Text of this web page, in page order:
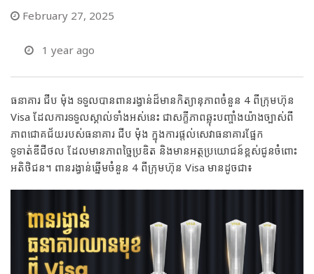
February 27, 2025
1 year ago
ធនាគារ ជីប ម៉ុង ទទួលបានពានរង្វាន់ដ៏មានកិត្យានុភាពចំនួន 4 ពីក្រុមហ៊ុន
Visa ដែលការទទួលស្គាល់ទាំងអស់នេះ ជាសក្ខីភាពឆ្លុះបញ្ចាំងយ៉ាងច្បាស់ពី
ភាពជោគជ័យរបស់ធនាគារ ជីប ម៉ុង ក្នុងការផ្ដល់សេវាធនាគារផ្នែក
ទូទាត់ឌីជីថល ដែលមានភាពច្នៃប្រឌិត និងមានអត្ថប្រយោជន៍ខ្ពស់ជូនចំពោះ
អតិថិជន។ ពានរង្វាន់ឆ្នើមចំនួន 4 ពីក្រុមហ៊ុន Visa មានដូចជា៖